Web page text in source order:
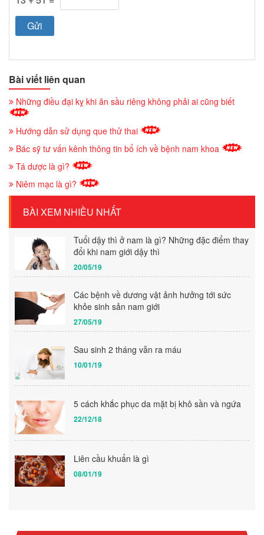
Bài viết liên quan
Những điều đại kỵ khi ăn sầu riêng không phải ai cũng biết
Hướng dẫn sử dụng que thử thai
Bác sỹ tư vấn kênh thông tin bổ ích về bệnh nam khoa
Tá dược là gì?
Niêm mạc là gì?
BÀI XEM NHIỀU NHẤT
Tuổi dậy thì ở nam là gì? Những đặc điểm thay
đổi khi nam giới dậy thì
20/05/19
Các bệnh về dương vật ảnh hưởng tới sức
khỏe sinh sản nam giới
27/05/19
Sau sinh 2 tháng vẫn ra máu
10/01/19
5 cách khắc phục da mặt bị khô sần và ngứa
22/12/18
Liên cầu khuẩn là gì
08/01/19